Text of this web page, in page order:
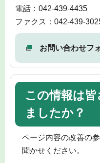
電話：042-439-4435
ファクス：042-439-
お問い合わせフ
この情報は
ましたか？
ページ内容の改善の
聞かせください。